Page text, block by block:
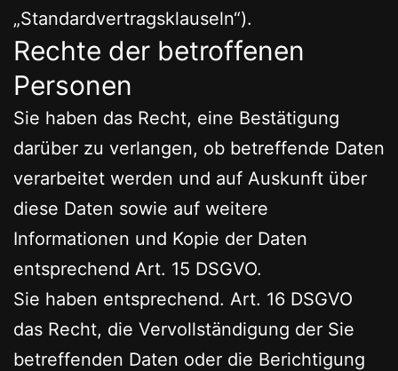
„Standardvertragsklauseln“).
Rechte der betroffenen
Personen
Sie haben das Recht, eine Bestätigung
darüber zu verlangen, ob betreffende Daten
verarbeitet werden und auf Auskunft über
diese Daten sowie auf weitere
Informationen und Kopie der Daten
entsprechend Art. 15 DSGVO.
Sie haben entsprechend. Art. 16 DSGVO
das Recht, die Vervollständigung der Sie
betreffenden Daten oder die Berichtigung